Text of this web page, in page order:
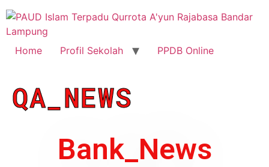
Home Profil Sekolah PPDB Online
QA_NEWS
Bank_News